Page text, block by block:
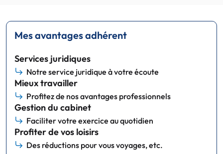
Mes avantages adhérent
Services juridiques
Notre service juridique à votre écoute
Mieux travailler
Profitez de nos avantages professionnels
Gestion du cabinet
Faciliter votre exercice au quotidien
Profiter de vos loisirs
Des réductions pour vous voyages, etc.